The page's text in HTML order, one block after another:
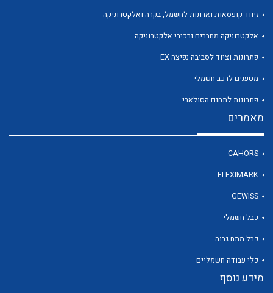
זיווד קופסאות וארונות לחשמל, בקרה ואלקטרוניקה
אלקטרוניקה מחברים ורכיבי אלקטרוניקה
פתרונות וציוד לסביבה נפיצה EX
מטענים לרכב חשמלי
פתרונות לתחום הסולארי
מאמרים
CAHORS
FLEXIMARK
GEWISS
כבל חשמלי
כבל מתח גבוה
כלי עבודה חשמליים
מידע נוסף